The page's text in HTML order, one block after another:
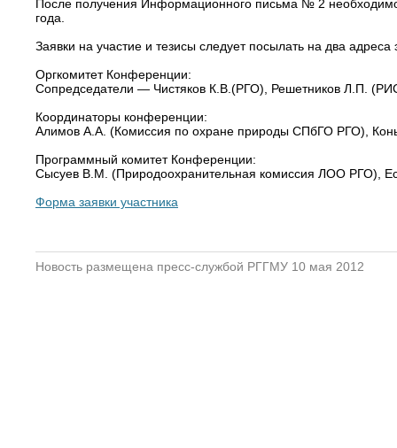
После получения Информационного письма № 2
года.
Заявки на участие и тезисы следует посылать на два
Оргкомитет Конференции:
Сопредседатели — Чистяков К.В.(РГО), Решетников Л.П.
Координаторы конференции:
Алимов А.А. (Комиссия по охране природы СПбГО РГО),
Программный комитет Конференции:
Сысуев В.М. (Природоохранительная комиссия ЛОО
Форма заявки участника
Новость размещена пресс-службой РГГМУ 10 мая 2012